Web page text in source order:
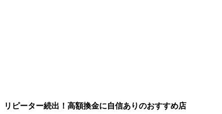
リピーター続出！高額換金に自信ありのおすすめ店